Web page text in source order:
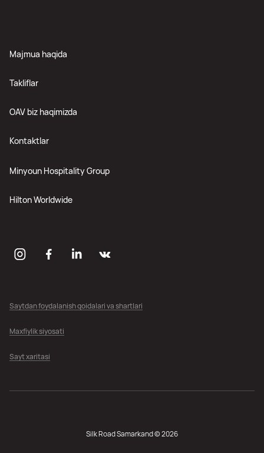
Majmua haqida
Takliflar
OAV biz haqimizda
Kontaktlar
Minyoun Hospitality Group
Hilton Worldwide
Saytdan foydalanish qoidalari va shartlari
Maxfiylik siyosati
Sayt xaritasi
Silk Road Samarkand © 2026